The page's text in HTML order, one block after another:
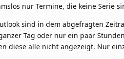
nur Termine, die keine Serie
sind in dem abgefragten
Tag oder nur ein paar
diese alle nicht angezeigt. Nur